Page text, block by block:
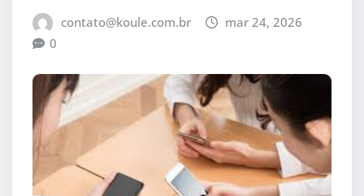
contato@koule.com.br
mar 24, 2026
0